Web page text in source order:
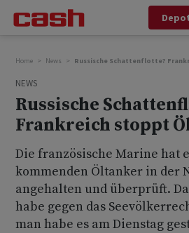
Home News Russische Schattenflotte?
NEWS
Russische
Frankreich stoppt
Die französische Marine hat
kommenden Öltanker in der
angehalten und überprüft.
habe gegen das
man habe es am Dienstag